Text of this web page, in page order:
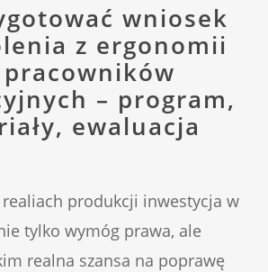
wniosek
z ergonomii
– program,
ewaluacja
produkcji inwestycja w
tylko wymóg prawa, ale
realna szansa na poprawę